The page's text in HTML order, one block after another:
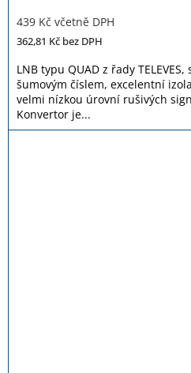
439 Kč včetně DPH
362,81 Kč bez DPH
LNB typu QUAD z řady
šumovým číslem, excelentní
velmi nízkou úrovní rušivých
Konvertor je...